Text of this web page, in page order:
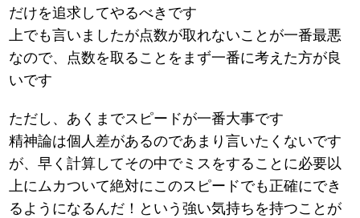
だけを追求してやるべきです
上でも言いましたが点数が取れないことが一番最悪
なので、点数を取ることをまず一番に考えた方が良
いです
ただし、あくまでスピードが一番大事です
精神論は個人差があるのであまり言いたくないです
が、早く計算してその中でミスをすることに必要以
上にムカついて絶対にこのスピードでも正確にでき
るようになるんだ！という強い気持ちを持つことが